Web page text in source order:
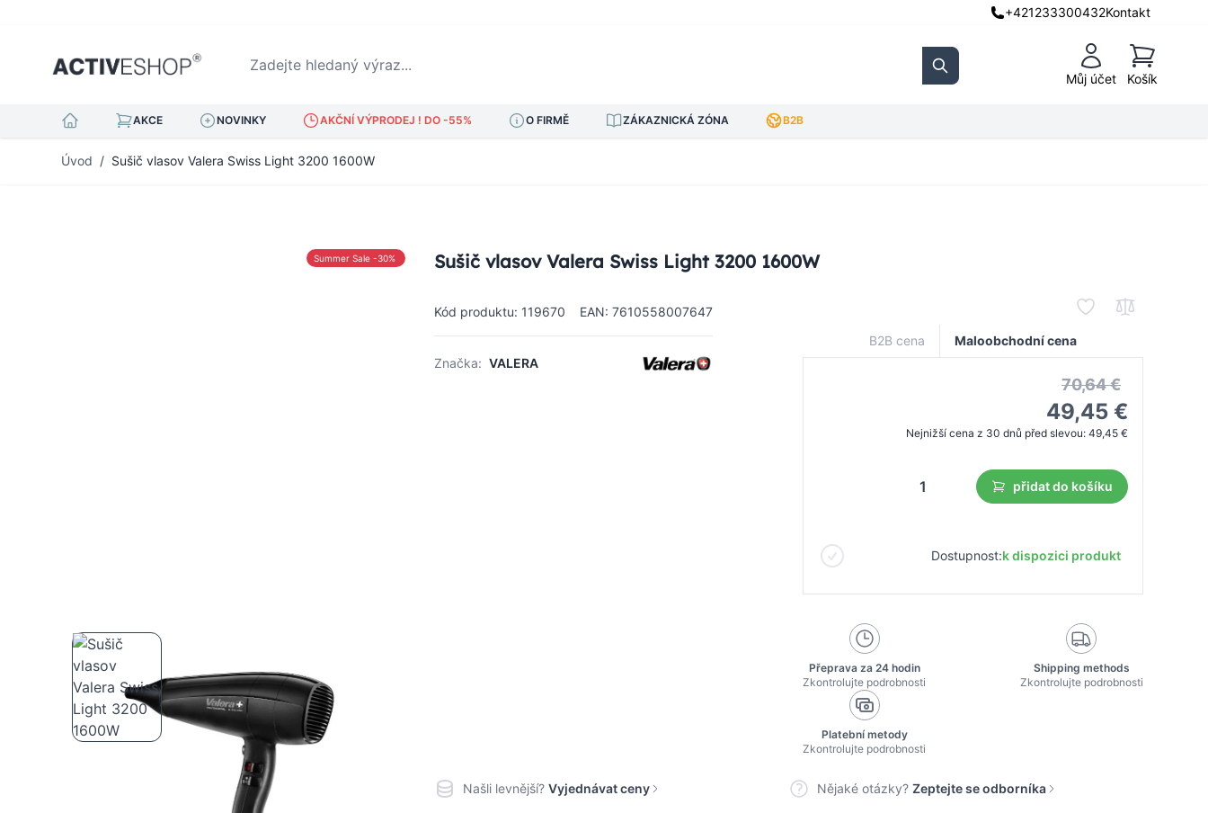
+421233300432Kontakt
Zadejte hledaný výraz...
Search Můj účet
Košík
Košík
AKCE NOVINKY AKČNÍ VÝPRODEJ ! DO -55% O FIRMĚ ZÁKAZNICKÁ ZÓNA B2B
Úvod / Sušič vlasov Valera Swiss Light 3200 1600W
Summer Sale -30% Sušič vlasov Valera Swiss Light 3200 1600W
Kód produktu: 119670 EAN: 7610558007647
Značka: VALERA
B2B cena Maloobchodní cena
70,64 €
49,45 €
Nejnižší cena z 30 dnů před slevou: 49,45 €
přidat do košíku
Dostupnost:k dispozici produkt
Přeprava za 24 hodin
Zkontrolujte podrobnosti
Shipping methods
Zkontrolujte podrobnosti
Platební metody
Zkontrolujte podrobnosti
Našli levnější? Vyjednávat ceny Nějaké otázky? Zeptejte se odborníka